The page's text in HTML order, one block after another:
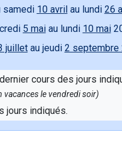
samedi 10 avril au lundi 26
5 maiau lundi 10 mai
juilletau jeudi 2 septembre
cours des jours
vacances le vendredi soir)
jours indiqués.